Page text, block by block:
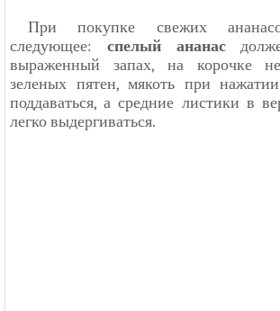
При покупке свежих
следующее: спелый ананас
выраженный запах, на корочке
зеленых пятен, мякоть при
поддаваться, а средние листики в
легко выдергиваться.